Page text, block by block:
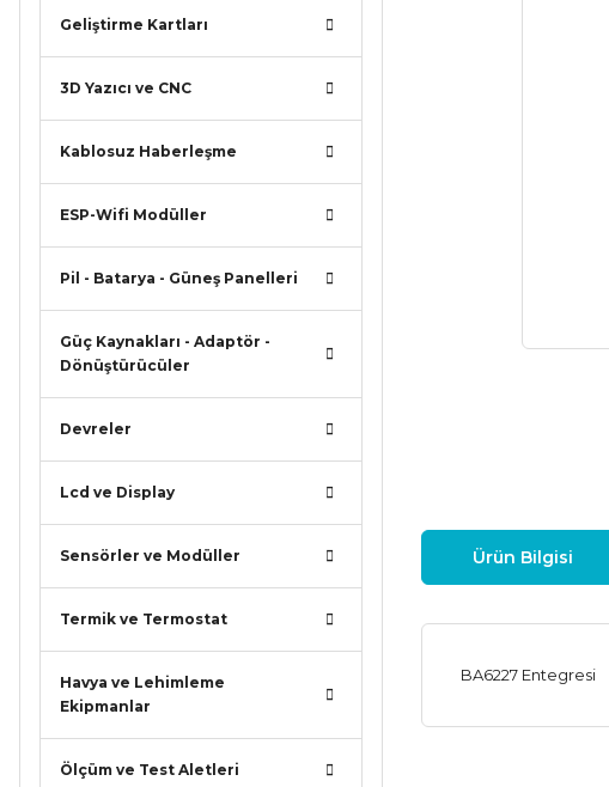
Geliştirme Kartları
3D Yazıcı ve CNC
Kablosuz Haberleşme
ESP-Wifi Modüller
Pil - Batarya - Güneş Panelleri
Güç Kaynakları - Adaptör -
Dönüştürücüler
Devreler
Lcd ve Display
Sensörler ve Modüller
Termik ve Termostat
Havya ve Lehimleme
Ekipmanlar
Ölçüm ve Test Aletleri
Ürün Bilgisi
BA6227 Entegresi